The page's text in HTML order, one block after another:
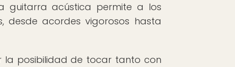
guitarra acústica permite a los
desde acordes vigorosos hasta
la posibilidad de tocar tanto con